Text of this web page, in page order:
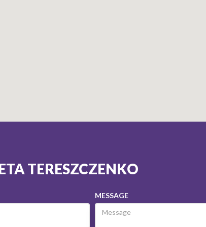
TERESZCZENKO
MESSAGE